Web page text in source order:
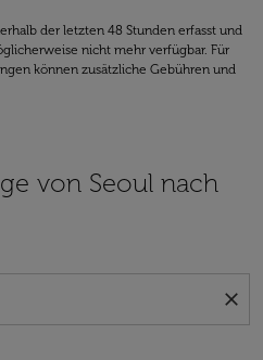
der letzten 48 Stunden erfasst und
nicht mehr verfügbar. Für
können zusätzliche Gebühren und
von Seoul nach
close